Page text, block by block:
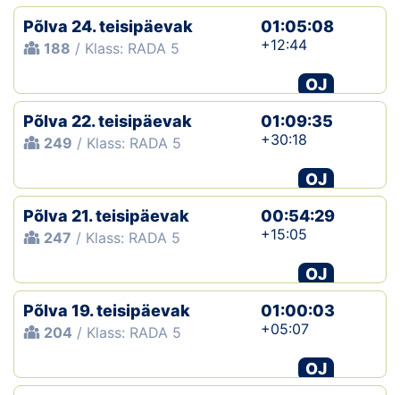
Põlva 24. teisipäevak
188 / Klass: RADA 5
01:05:08
+12:44
OJ
Põlva 22. teisipäevak
249 / Klass: RADA 5
01:09:35
+30:18
OJ
Põlva 21. teisipäevak
247 / Klass: RADA 5
00:54:29
+15:05
OJ
Põlva 19. teisipäevak
204 / Klass: RADA 5
01:00:03
+05:07
OJ